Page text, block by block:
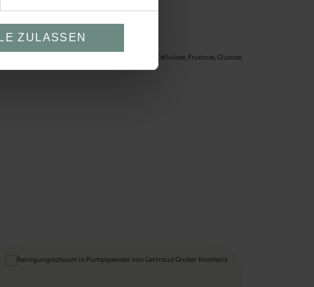
ZULASSEN
Anisate, Citric Acid, Xanthan Gum, Inulin, Cellulose, Fructose, Glucose,